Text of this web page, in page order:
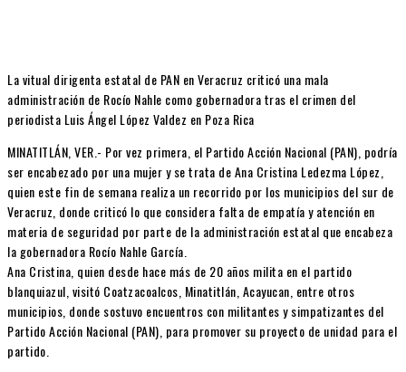
La vitual dirigenta estatal de PAN en Veracruz criticó una mala
administración de Rocío Nahle como gobernadora tras el crimen del
periodista Luis Ángel López Valdez en Poza Rica
MINATITLÁN, VER.- Por vez primera, el Partido Acción Nacional (PAN), podría
ser encabezado por una mujer y se trata de Ana Cristina Ledezma López,
quien este fin de semana realiza un recorrido por los municipios del sur de
Veracruz, donde criticó lo que considera falta de empatía y atención en
materia de seguridad por parte de la administración estatal que encabeza
la gobernadora Rocío Nahle García.
Ana Cristina, quien desde hace más de 20 años milita en el partido
blanquiazul, visitó Coatzacoalcos, Minatitlán, Acayucan, entre otros
municipios, donde sostuvo encuentros con militantes y simpatizantes del
Partido Acción Nacional (PAN), para promover su proyecto de unidad para el
partido.